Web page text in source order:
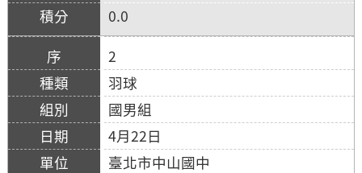
0.0
2
羽球
國男組
4月22日
臺北市中山國中